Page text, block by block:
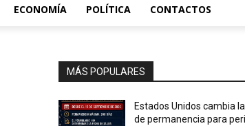
ECONOMÍA POLÍTICA CONTACTOS
MÁS POPULARES
Estados Unidos cambia
de permanencia para